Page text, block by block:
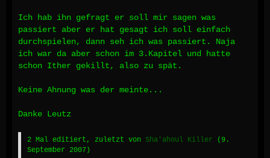
Ich hab ihn gefragt er soll mir sagen was
passiert aber er hat gesagt ich soll einfach
durchspielen, dann seh ich was passiert. Naja
ich war da aber schon im 3.Kapitel und hatte
schon Ither gekillt, also zu spät.
Keine Ahnung was der meinte...
Danke Leutz
2 Mal editiert, zuletzt von Sha'ahoul Killer (9.
September 2007 )